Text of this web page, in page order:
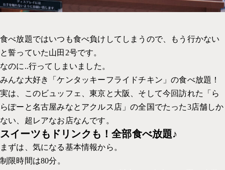
グラフィックデザイン
イラスト
インタラクティブコンテンツ
メディア運用
食べ放題ではいつも食べ負けしてしまうので、もう行かない
と誓っていた山田2号です。
なのに..行ってしまいました。
みんな大好き「ケンタッキーフライドチキン」の食べ放題！
実は、このビュッフェ、東京と大阪、そして今回訪れた「ら
らぽーと名古屋みなとアクルス店」の全国でたった3店舗しか
ない、超レアなお店なんです。
スイーツもドリンクも！全部食べ放題♪
まずは、気になる基本情報から。
制限時間は80分。